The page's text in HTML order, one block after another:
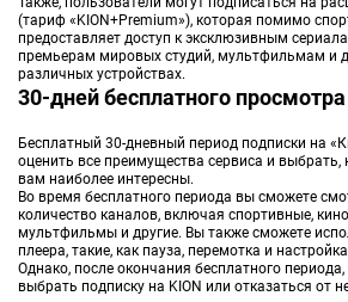
(тариф «KION+Premium»), которая помимо
предоставляет доступ к эксклюзивным
премьерам мировых студий, мультфильмам и
различных устройствах.
30-дней бесплатного просмотра
Бесплатный 30-дневный период подписки на
оценить все преимущества сервиса и
вам наиболее интересны.
Во время бесплатного периода вы сможете
количество каналов, включая спортивные,
мультфильмы и другие. Вы также сможете
плеера, такие, как пауза, перемотка и
Однако, после окончания бесплатного
выбрать подписку на KION или отказаться от